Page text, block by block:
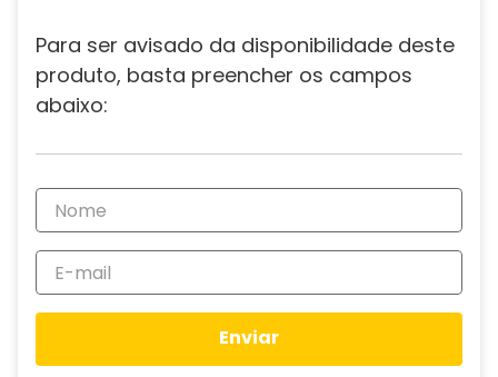
Para ser avisado da disponibilidade deste
produto, basta preencher os campos
abaixo:
Enviar